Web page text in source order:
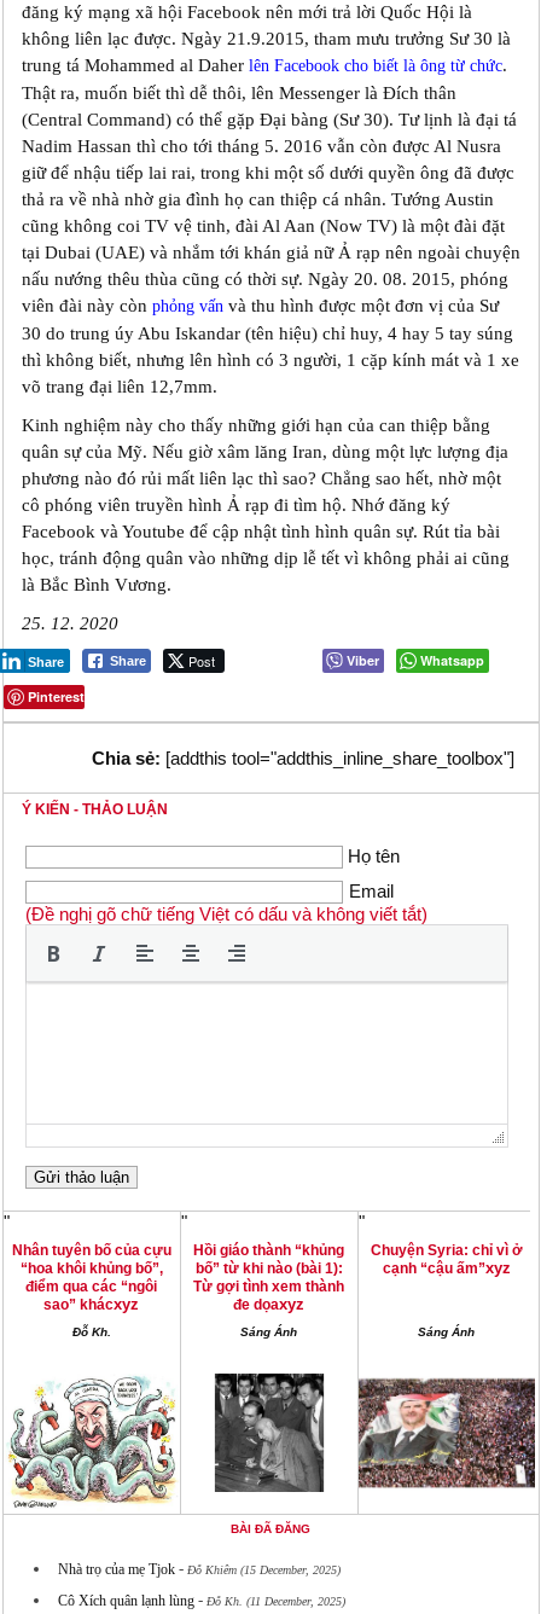
đăng ký mạng xã hội Facebook nên mới trả lời Quốc Hội là
không liên lạc được. Ngày 21.9.2015, tham mưu trưởng Sư 30 là
trung tá Mohammed al Daher lên Facebook cho biết là ông từ chức.
Thật ra, muốn biết thì dễ thôi, lên Messenger là Đích thân
(Central Command) có thể gặp Đại bàng (Sư 30). Tư lịnh là đại tá
Nadim Hassan thì cho tới tháng 5. 2016 vẫn còn được Al Nusra
giữ để nhậu tiếp lai rai, trong khi một số dưới quyền ông đã được
thả ra về nhà nhờ gia đình họ can thiệp cá nhân. Tướng Austin
cũng không coi TV vệ tinh, đài Al Aan (Now TV) là một đài đặt
tại Dubai (UAE) và nhắm tới khán giả nữ Ả rạp nên ngoài chuyện
nấu nướng thêu thùa cũng có thời sự. Ngày 20. 08. 2015, phóng
viên đài này còn phỏng vấn và thu hình được một đơn vị của Sư
30 do trung úy Abu Iskandar (tên hiệu) chỉ huy, 4 hay 5 tay súng
thì không biết, nhưng lên hình có 3 người, 1 cặp kính mát và 1 xe
võ trang đại liên 12,7mm.
Kinh nghiệm này cho thấy những giới hạn của can thiệp bằng
quân sự của Mỹ. Nếu giờ xâm lăng Iran, dùng một lực lượng địa
phương nào đó rủi mất liên lạc thì sao? Chẳng sao hết, nhờ một
cô phóng viên truyền hình Ả rạp đi tìm hộ. Nhớ đăng ký
Facebook và Youtube để cập nhật tình hình quân sự. Rút tỉa bài
học, tránh động quân vào những dịp lễ tết vì không phải ai cũng
là Bắc Bình Vương.
25. 12. 2020
Share Post
Share Viber
Whatsapp
Pinterest
Chia sẻ: [addthis tool="addthis_inline_share_toolbox"]
Ý KIẾN - THẢO LUẬN
Họ tên
Email
(Đề nghị gõ chữ tiếng Việt có dấu và không viết tắt)
"
Nhân tuyên bố của cựu
“hoa khôi khủng bố”,
điểm qua các “ngôi
sao” khácxyz
Đỗ Kh.
"
Hồi giáo thành “khủng
bố” từ khi nào (bài 1):
Từ gợi tình xem thành
đe dọaxyz
Sáng Ánh
"
Chuyện Syria: chỉ vì ở
cạnh “cậu ấm”xyz
Sáng Ánh
BÀI ĐÃ ĐĂNG
Nhà trọ của mẹ Tjok- Đỗ Khiêm (15 December, 2025)
Cô Xích quân lạnh lùng- Đỗ Kh. (11 December, 2025)